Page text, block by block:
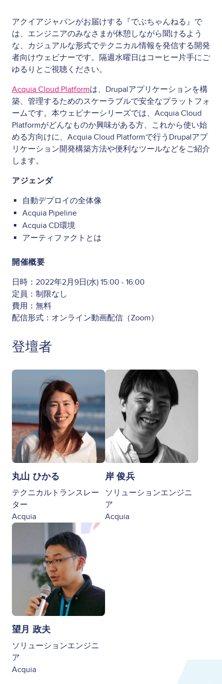
アクイアジャパンがお届けする『でぶちゃんねる』で
は、エンジニアのみなさまが休憩しながら聞けるよう
な、カジュアルな形式でテクニカル情報を発信する開発
者向けウェビナーです。隔週水曜日はコーヒー片手にご
ゆるりとご視聴ください。
Acquia Cloud Platformは、Drupalアプリケーションを構
築、管理するためのスケーラブルで安全なプラットフォ
ームです。本ウェビナーシリーズでは、Acquia Cloud
Platformがどんなものか興味がある方、これから使い始
める方向けに、Acquia Cloud Platformで行うDrupalアプ
リケーション開発構築方法や便利なツールなどをご紹介
します。
アジェンダ
自動デプロイの全体像
Acquia Pipeline
Acquia CD環境
アーティファクトとは
開催概要
日時：2022年2月9日(水) 15:00 - 16:00
定員：制限なし
費用：無料
配信形式：オンライン動画配信（Zoom）
登壇者
Image
丸山 ひかる
テクニカルトランスレー
ター
Acquia
Image
岸 俊兵
ソリューションエンジニ
ア
Acquia
Image
望月 政夫
ソリューションエンジニ
ア
Acquia